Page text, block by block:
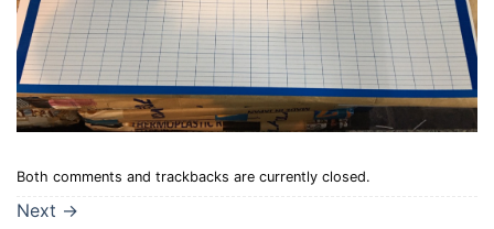
Both comments and trackbacks are currently closed.
Next →